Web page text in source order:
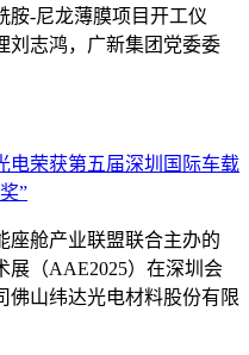
胺-尼龙薄膜项目开工仪
刘志鸿，广新集团党委委
电荣获第五届深圳国际车载
”
座舱产业联盟联合主办的
展（AAE2025）在深圳会
佛山纬达光电材料股份有限